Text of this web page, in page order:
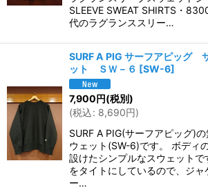
SLEEVE SWEAT SHIRTS・
代のラグランススリー…
SURF A PIG サーフアピッグ
ット ＳＷ－６ [SW-6]
7,900 円(税別)
(税込: 8,690円)
SURF A PIG(サーフアピッグ)
ウェット(SW-6)です。 ボディ
設けたシンプルなスウェット
をタイトにしているので、ジャ
ー…